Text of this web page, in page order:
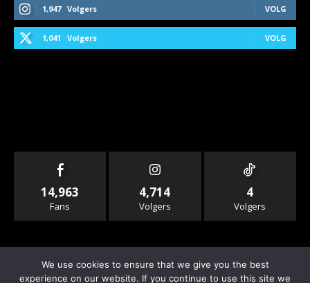
1,947 Volgers VOLG
1,041 Volgers VOLG
14,963
Fans
4,714
Volgers
4
Volgers
We use cookies to ensure that we give you the best
experience on our website. If you continue to use this site we